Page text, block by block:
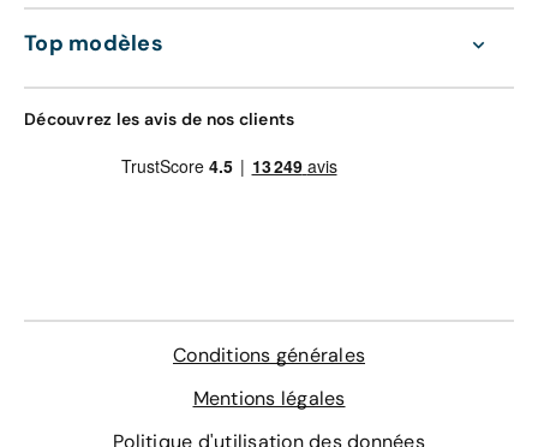
Top modèles
Découvrez les avis de nos clients
Conditions générales
Mentions légales
Politique d'utilisation des données